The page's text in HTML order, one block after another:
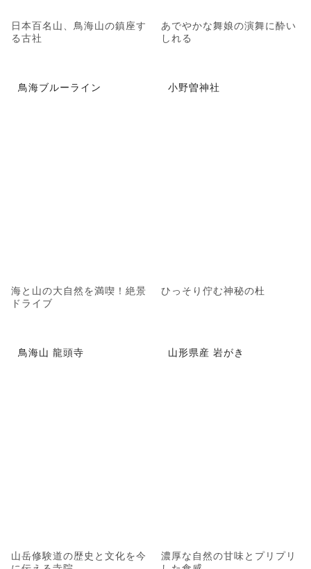
日本百名山、鳥海山の鎮座す
る古社
あでやかな舞娘の演舞に酔い
しれる
鳥海ブルーライン
海と山の大自然を満喫！絶景
ドライブ
小野曽神社
ひっそり佇む神秘の杜
鳥海山 龍頭寺
山岳修験道の歴史と文化を今
山形県産 岩がき
濃厚な自然の甘味とプリプリ